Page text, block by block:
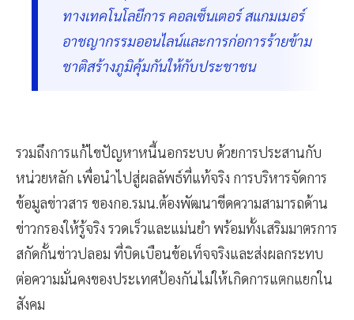
ทางเทคโนโลยีการ คอลเซ็นเตอร์​ สแกมเมอร์​
อาชญากรรมออนไลน์และการก่อการร้ายข้าม
ชาติสร้างภูมิคุ้มกันให้กับประชาชน
รวมถึงการแก้ไขปัญหาหนี้นอกระบบ ด้วยการประสานกับ
หน่วยหลัก เพื่อนำไปสู่ผลลัพธ์ที่แท้จริง​ การบริหารจัดการ
ข้อมูลข่าวสาร ของกอ.รมน.ต้องพัฒนาขีดความสามารถด้าน
ข่าวกรองให้รู้จริง​ รวดเร็วและแม่นยำ​ พร้อมทั้งเสริมมาตรการ
สกัดกั้นข่าวปลอม ที่บิดเบือนข้อเท็จจริงและส่งผลกระทบ
ต่อความมั่นคงของประเทศป้องกันไม่ให้เกิดการแตกแยกใน
สังคม